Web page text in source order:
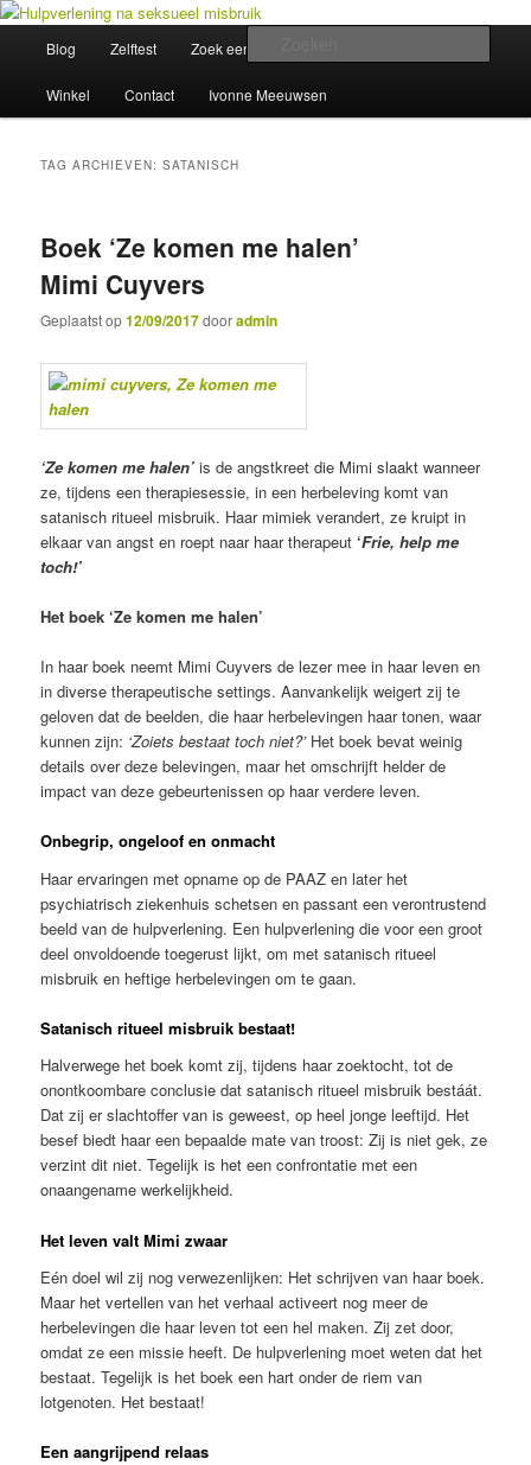
Spring
primaire
inhoud
Spring
secundaire
inhoudHulpverlening na seksueel misbruik
Wegwijzer in Traumaland
Blog Zelftest Zoek een hulpverlener
Winkel Contact Ivonne Meeuwsen
TAG ARCHIEVEN:SATANISCH
Boek ‘Ze komen me halen’
Mimi Cuyvers
Geplaatst op12/09/2017dooradmin
‘Ze komen me halen’ is de angstkreet die Mimi slaakt wanneer
ze, tijdens een therapiesessie, in een herbeleving komt van
satanisch ritueel misbruik. Haar mimiek verandert, ze kruipt in
elkaar van angst en roept naar haar therapeut‘Frie, help me
toch!’
Het boek ‘Ze komen me halen’
In haar boek neemt Mimi Cuyvers de lezer mee in haar leven en
in diverse therapeutische settings. Aanvankelijk weigert zij te
geloven dat de beelden, die haar herbelevingen haar tonen, waar
kunnen zijn: ‘Zoiets bestaat toch niet?’Het boek bevat weinig
details over deze belevingen, maar het omschrijft helder de
impact van deze gebeurtenissen op haar verdere leven.
Onbegrip, ongeloof en onmacht
Haar ervaringen met opname op de PAAZ en later het
psychiatrisch ziekenhuis schetsen en passant een verontrustend
beeld van de hulpverlening. Een hulpverlening die voor een groot
deel onvoldoende toegerust lijkt, om met satanisch ritueel
misbruik en heftige herbelevingen om te gaan.
Satanisch ritueel misbruik bestaat!
Halverwege het boek komt zij, tijdens haar zoektocht, tot de
onontkoombare conclusie dat satanisch ritueel misbruik bestáát.
Dat zij er slachtoffer van is geweest, op heel jonge leeftijd. Het
besef biedt haar een bepaalde mate van troost: Zij is niet gek, ze
verzint dit niet. Tegelijk is het een confrontatie met een
onaangename werkelijkheid.
Het leven valt Mimi zwaar
Eén doel wil zij nog verwezenlijken: Het schrijven van haar boek.
Maar het vertellen van het verhaal activeert nog meer de
herbelevingen die haar leven tot een hel maken. Zij zet door,
omdat ze een missie heeft. De hulpverlening moet weten dat het
bestaat. Tegelijk is het boek een hart onder de riem van
lotgenoten. Het bestaat!
Een aangrijpend relaas